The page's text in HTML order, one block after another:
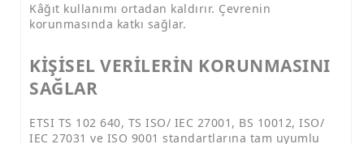
Kâğıt kullanımı ortadan kaldırır. Çevrenin
korunmasında katkı sağlar.
KİŞİSEL VERİLERİN KORUNMASINI
SAĞLAR
ETSI TS 102 640, TS ISO/ IEC 27001, BS 10012, ISO/
IEC 27031 ve ISO 9001 standartlarına tam uyumlu